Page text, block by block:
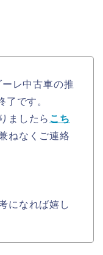
レ中古車の推
です。
ましたら こち
ねなくご連絡
になれば嬉し